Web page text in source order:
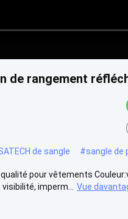
de rangement
de sangle #sangle de
pour vêtements
imperm...
Vue